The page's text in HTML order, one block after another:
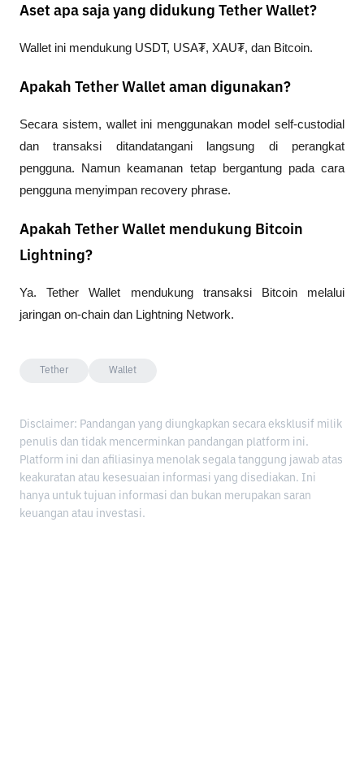
Aset apa saja yang didukung Tether Wallet?
Wallet ini mendukung USDT, USA₮, XAU₮, dan Bitcoin.
Apakah Tether Wallet aman digunakan?
Secara sistem, wallet ini menggunakan model self-custodial
dan transaksi ditandatangani langsung di perangkat
pengguna. Namun keamanan tetap bergantung pada cara
pengguna menyimpan recovery phrase.
Apakah Tether Wallet mendukung Bitcoin
Lightning?
Ya. Tether Wallet mendukung transaksi Bitcoin melalui
jaringan on-chain dan Lightning Network.
Tether Wallet
Disclaimer: Pandangan yang diungkapkan secara eksklusif milik
penulis dan tidak mencerminkan pandangan platform ini.
Platform ini dan afiliasinya menolak segala tanggung jawab atas
keakuratan atau kesesuaian informasi yang disediakan. Ini
hanya untuk tujuan informasi dan bukan merupakan saran
keuangan atau investasi.